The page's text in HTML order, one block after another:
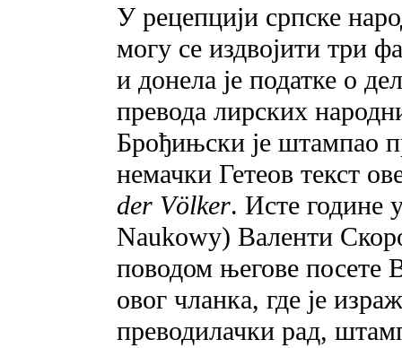
У рецепцији српске
могу се издвојити три
и донела је податке o
превода лирских
Брођињски је штампао
немачки Гетеов текст
der Völker. Исте године
Naukowy) Валенти
поводом његове посете
овог чланка, где је
преводилачки рад,